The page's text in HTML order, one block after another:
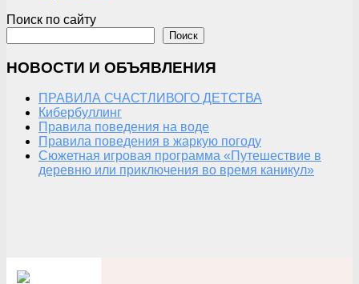
Поиск по сайту
Поиск
НОВОСТИ И ОБЪЯВЛЕНИЯ
ПРАВИЛА СЧАСТЛИВОГО ДЕТСТВА
Кибербуллинг
Правила поведения на воде
Правила поведения в жаркую погоду
Сюжетная игровая программа «Путешествие в
деревню или приключения во время каникул»